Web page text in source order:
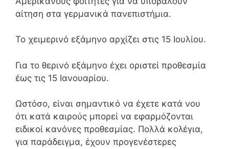
αίτηση στα γερμανικά πανεπιστήμια.
Το χειμερινό εξάμηνο αρχίζει στις 15 Ιουλίου.
Για το θερινό εξάμηνο έχει οριστεί προθεσμία
έως τις 15 Ιανουαρίου.
Ωστόσο, είναι σημαντικό να έχετε κατά νου
ότι κατά καιρούς μπορεί να εφαρμόζονται
ειδικοί κανόνες προθεσμίας. Πολλά κολέγια,
για παράδειγμα, έχουν προγενέστερες